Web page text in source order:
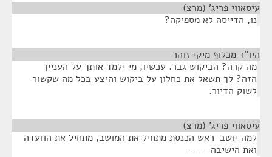
עיסאווי פריג' (מרצ)
נו, הדייסה לא מספיקה?
היו"ר מכלוף מיקי זוהר
מה קרה? הביקוש גבר. עכשיו, מי ילמד אותך על העניין
הזה? לך תשאל את כחלון על ביקוש והיצע בכל מה שקשור
לשוק הדיור.
עיסאווי פריג' (מרצ)
למה יושב-ראש הכנסת מתחיל את המושב, מתחיל את הוועדה
ואת הישיבה - - -